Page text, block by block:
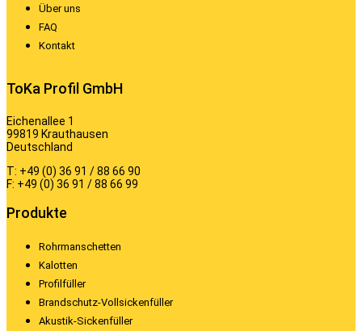
Über uns
FAQ
Kontakt
ToKa Profil GmbH
Eichenallee 1
99819 Krauthausen
Deutschland
T: +49 (0) 36 91 / 88 66 90
F: +49 (0) 36 91 / 88 66 99
Produkte
Rohrmanschetten
Kalotten
Profilfüller
Brandschutz-Vollsickenfüller
Akustik-Sickenfüller